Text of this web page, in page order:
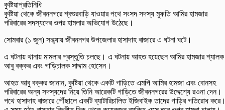
কুষ্টিয়াপ্রতিনিধি
কুষ্টিয়া থেকে জীবননগরে শ্বশুরবাড়ি যাওয়ার পথে সংসদ সদস্য মুফতি আমির হামজার
পরিবারের সদস্যদের ওপর হামলার অভিযোগ উঠেছে।
সোমবার (১ জুন) সন্ধ্যায় জীবননগর উপজেলার হাসাদাহ বাজারে এ ঘটনা ঘটে।
এ ঘটনায় থানায় মামলার প্রস্তুতি চলছে। এ ঘটনায় আহত হয়েছেন আমির হামজার শ্যালক
আবু বক্কর এবং গাড়িচালক সাদ্দাম হোসেন।
আহত আবু বক্কর জানান, কুষ্টিয়া থেকে একটি গাড়িতে এমপি আমির হামজা এবং বোনসহ
পরিবারের অন্য সদস্যদের নিয়ে তিনি আরেকটি গাড়িতে জীবননগরের উদ্দেশ্যে রওনা দেন।
পথে হাসাদাহ বাজারে পৌঁছালে একটি ব্যাটারিচালিত ইজিবাইক তাদের গাড়ির গতিরোধ